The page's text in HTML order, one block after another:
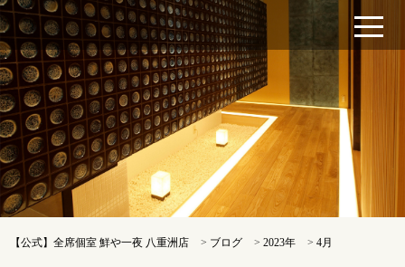
【公式】全席個室 鮮や一夜 八重洲店 > ブログ >2023年 >4月